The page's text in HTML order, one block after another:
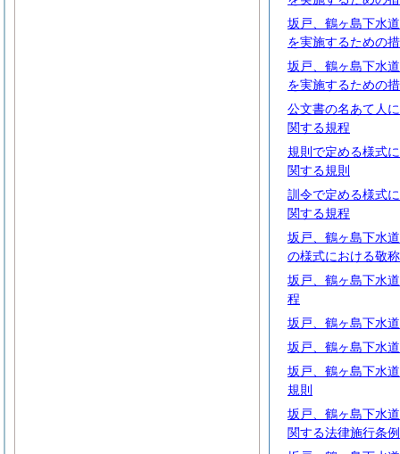
坂戸、鶴ヶ島下水
を実施するための
坂戸、鶴ヶ島下水
を実施するための
公文書の名あて人
関する規程
規則で定める様式
関する規則
訓令で定める様式
関する規程
坂戸、鶴ヶ島下水
の様式における敬
坂戸、鶴ヶ島下水
程
坂戸、鶴ヶ島下水
坂戸、鶴ヶ島下水
坂戸、鶴ヶ島下水
規則
坂戸、鶴ヶ島下水
関する法律施行条例